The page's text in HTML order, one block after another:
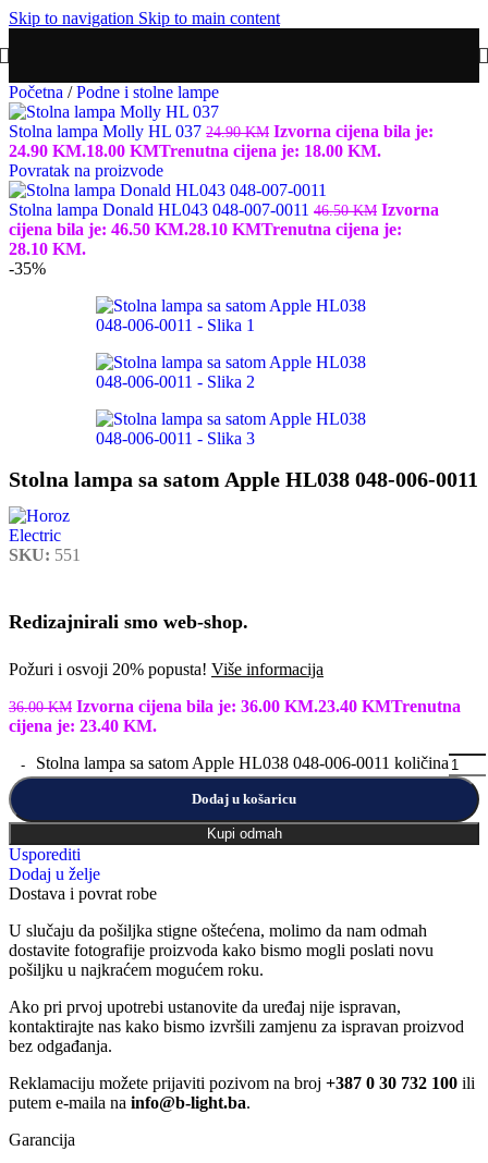
Skip to navigation Skip to main content
Početna / Podne i stolne lampe
Stolna lampa Molly HL 037 24.90KM Izvorna cijena bila je:
24.90 KM.18.00 KMTrenutna cijena je: 18.00 KM.
Povratak na proizvode
Stolna lampa Donald HL043 048-007-0011 46.50KM Izvorna
cijena bila je: 46.50 KM.28.10 KMTrenutna cijena je:
28.10 KM.
-35%
Stolna lampa sa satom Apple HL038 048-006-0011
SKU: 551
Redizajnirali smo web-shop.
Požuri i osvoji 20% popusta! Više informacija
36.00KM Izvorna cijena bila je: 36.00 KM.23.40 KMTrenutna
cijena je: 23.40 KM.
Stolna lampa sa satom Apple HL038 048-006-0011 količina
Dodaj u košaricu
Kupi odmah
Usporediti
Dodaj u želje
Dostava i povrat robe
U slučaju da pošiljka stigne oštećena, molimo da nam odmah
dostavite fotografije proizvoda kako bismo mogli poslati novu
pošiljku u najkraćem mogućem roku.
Ako pri prvoj upotrebi ustanovite da uređaj nije ispravan,
kontaktirajte nas kako bismo izvršili zamjenu za ispravan proizvod
bez odgađanja.
Reklamaciju možete prijaviti pozivom na broj +387 0 30 732 100 ili
putem e-maila na info@b-light.ba.
Garancija